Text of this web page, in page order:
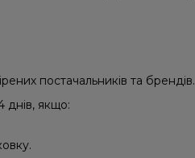
постачальників та брендів.
днів, якщо: